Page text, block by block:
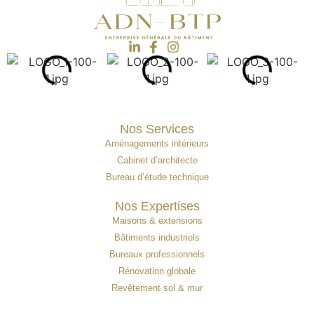
Nos Services
Aménagements intérieurs
Cabinet d’architecte
Bureau d’étude technique
Nos Expertises
Maisons & extensions
Bâtiments industriels
Bureaux professionnels
Rénovation globale
Revêtement sol & mur